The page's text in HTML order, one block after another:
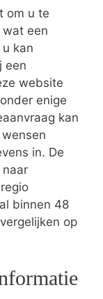
om u te
een
kan
een
website
enige
kan
in. De
binnen 48
op